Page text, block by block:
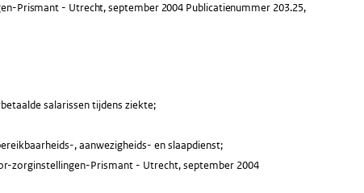
Prismant - Utrecht, september 2004 Publicatienummer 203.25,
salarissen tijdens ziekte;
, aanwezigheids- en slaapdienst;
zorginstellingen-Prismant - Utrecht, september 2004